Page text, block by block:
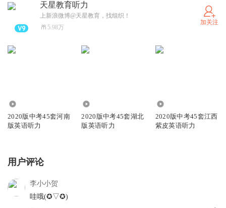
天星教育听力
上新浪微博@天星教育，找组织！
5.98万
加关注
2020版中考45套河南
版英语听力
2020版中考45套湖北
版英语听力
2020版中考45套江西
紫皮英语听力
用户评论
李小小贺
哇哦(✪▽✪)